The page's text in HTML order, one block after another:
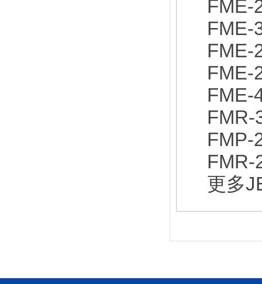
FME-
FME-
FME-
FME-
FME-
FMR-
FMP-
FMR-
更多